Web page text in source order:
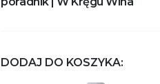
DODAJ DO KOSZYKA: